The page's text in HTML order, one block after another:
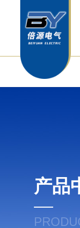
产品